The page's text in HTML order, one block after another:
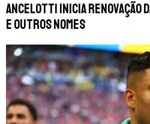
Ancelotti inicia renovação
e outros nomes